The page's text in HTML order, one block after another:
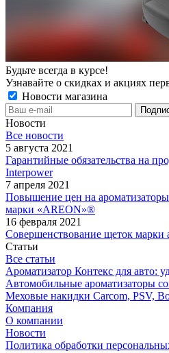
Будьте всегда в курсе!
Узнавайте о скидках и акциях
Новости магазина
Новости
Все новости
5 августа 2021
Гарантийные обязательства на
Interpower
7 апреля 2021
Повышение цен на
марки «AREON»®
16 февраля 2021
Совершенствование щеток марки
Статьи
Все статьи
Ароматизатор Контекс для авто:
Автомобильные ароматизаторы
Меховые накидки Carcom, PSV,
Компания
О компании
Новости
Политика обработки